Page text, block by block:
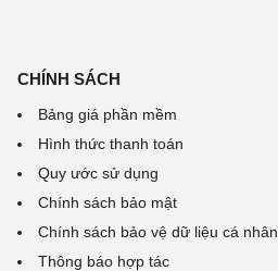
CHÍNH SÁCH
Bảng giá phần mềm
Hình thức thanh toán
Quy ước sử dụng
Chính sách bảo mật
Chính sách bảo vệ dữ liệu cá nhân
Thông báo hợp tác